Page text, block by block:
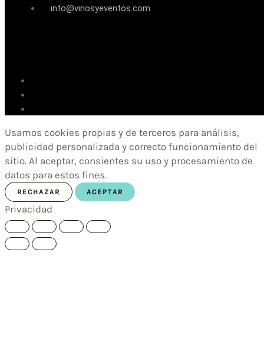
info@vinosyeventos.com
Usamos cookies propias y de terceros para análisis,
publicidad personalizada y correcto funcionamiento del
sitio. Al aceptar, consientes su uso y procesamiento de
datos para estos fines.
RECHAZAR ACEPTAR
Privacidad